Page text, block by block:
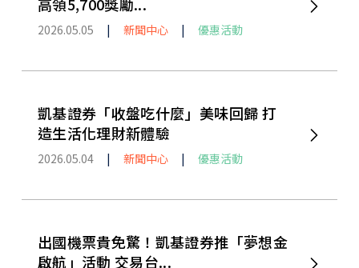
2026.05.05 | 新聞中心 | 優惠活動
凱基證券「收盤吃什麼」美味回歸 打
造生活化理財新體驗
2026.05.04 | 新聞中心 | 優惠活動
出國機票貴免驚！凱基證券推「夢想金
啟航」活動 交易台...